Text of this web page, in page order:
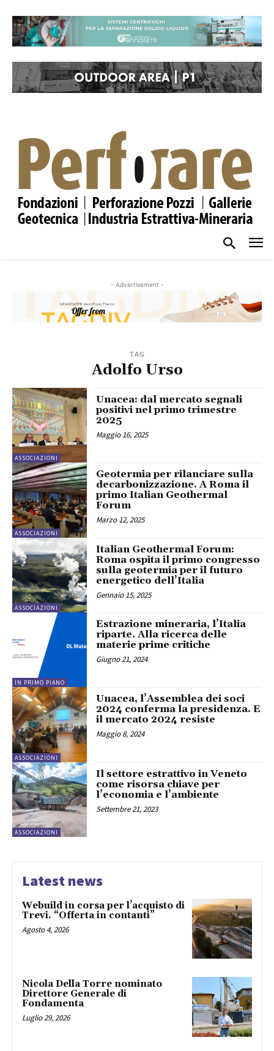
- Advertisement -
TAG
Adolfo Urso
ASSOCIAZIONI
Unacea: dal mercato segnali
positivi nel primo trimestre
2025
Maggio 16, 2025
ASSOCIAZIONI
Geotermia per rilanciare sulla
decarbonizzazione. A Roma il
primo Italian Geothermal
Forum
Marzo 12, 2025
ASSOCIAZIONI
Italian Geothermal Forum:
Roma ospita il primo congresso
sulla geotermia per il futuro
energetico dell’Italia
Gennaio 15, 2025
IN PRIMO PIANO
Estrazione mineraria, l’Italia
riparte. Alla ricerca delle
materie prime critiche
Giugno 21, 2024
ASSOCIAZIONI
Unacea, l’Assemblea dei soci
2024 conferma la presidenza. E
il mercato 2024 resiste
Maggio 8, 2024
ASSOCIAZIONI
Il settore estrattivo in Veneto
come risorsa chiave per
l’economia e l’ambiente
Settembre 21, 2023
Latest news
Webuild in corsa per l’acquisto di
Trevi. “Offerta in contanti”
Agosto 4, 2026
Nicola Della Torre nominato
Direttore Generale di
Fondamenta
Luglio 29, 2026